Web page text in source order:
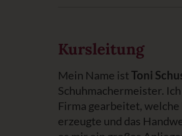
Kursleitung
Mein Name istToni
Schuhmachermeister.
Firma gearbeitet,
erzeugte und das